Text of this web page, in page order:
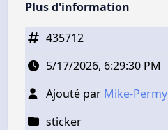
Plus d'information
435712
5/17/2026, 6:29:30 PM
Ajouté par Mike-Permy
sticker